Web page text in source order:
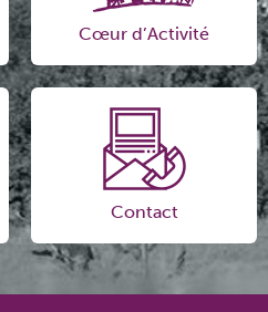
Cœur d’Activité
Contact